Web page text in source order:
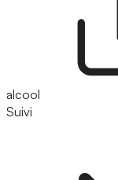
alcool
Suivi